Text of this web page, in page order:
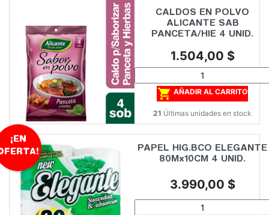
CALDOS EN POLVO
ALICANTE SAB
PANCETA/HIE 4 UNID.
Precio
1.504,00 $
 AÑADIR AL CARRITO
21 Últimas unidades en stock
PAPEL HIG.BCO ELEGANTE
80Mx10CM 4 UNID.
Precio
3.990,00 $
¡EN